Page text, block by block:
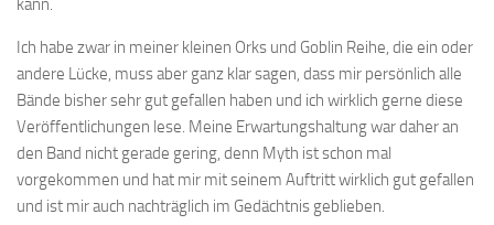
kann.
Ich habe zwar in meiner kleinen Orks und Goblin Reihe, die ein oder
andere Lücke, muss aber ganz klar sagen, dass mir persönlich alle
Bände bisher sehr gut gefallen haben und ich wirklich gerne diese
Veröffentlichungen lese. Meine Erwartungshaltung war daher an
den Band nicht gerade gering, denn Myth ist schon mal
vorgekommen und hat mir mit seinem Auftritt wirklich gut gefallen
und ist mir auch nachträglich im Gedächtnis geblieben.